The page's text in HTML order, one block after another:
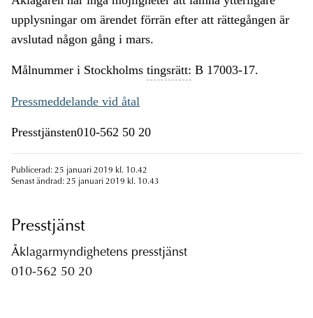
upplysningar om ärendet förrän efter att rättegången är
avslutad någon gång i mars.
Målnummer i Stockholms tingsrätt: B 17003-17.
Pressmeddelande vid åtal
Presstjänsten010-562 50 20
Publicerad: 25 januari 2019 kl. 10.42
Senast ändrad: 25 januari 2019 kl. 10.43
Presstjänst
Åklagarmyndighetens presstjänst
010-562 50 20